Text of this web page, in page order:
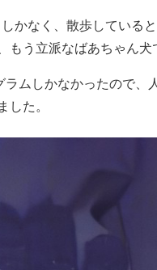
かなく、散歩している
もう立派なばあちゃん犬
ムしかなかったので、
た。